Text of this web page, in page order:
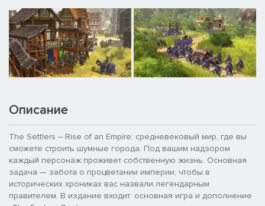
Описание
The Settlers – Rise of an Empire: средневековый мир, где вы
сможете строить шумные города. Под вашим надзором
каждый персонаж проживет собственную жизнь. Основная
задача — забота о процветании империи, чтобы в
исторических хрониках вас назвали легендарным
правителем. В издание входит: основная игра и дополнение